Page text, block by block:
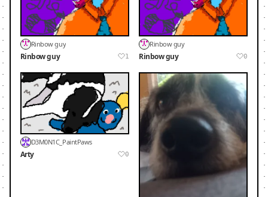
Rinbow guy
Rinbow guy 1
Rinbow guy
Rinbow guy 0
D3M0N1C_PaintPaws
Arty 0